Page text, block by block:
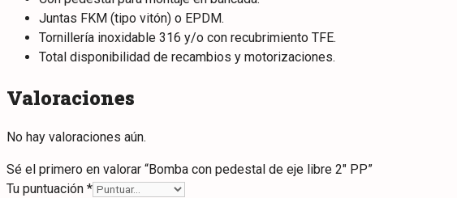
Juntas FKM (tipo vitón) o EPDM.
Tornillería inoxidable 316 y/o con recubrimiento TFE.
Total disponibilidad de recambios y motorizaciones.
Valoraciones
No hay valoraciones aún.
Sé el primero en valorar “Bomba con pedestal de eje libre 2″ PP”
Tu puntuación *